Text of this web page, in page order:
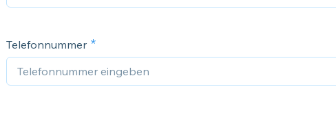
Telefonnummer